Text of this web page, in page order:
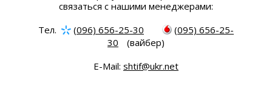
связаться с нашими менеджерами:
Тел.
(096) 656-25-30
(095) 656-25-
30
(вайбер)
E-Mail: shtif@ukr.net